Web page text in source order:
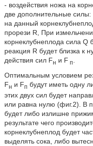
- воздействия ножа на
две дополнительные
на данный
прорези R, При
корнеклубнеплода сила Q
реакция R будет близка к
действия сил Fн и F п
Оптимальным условием
Fн и Fп будут иметь одну
этих двух сил будет
или равна нулю (фиг.2). В
будет либо излишне
результате чего
корнеклубнеплод будет
выделять сока, либо